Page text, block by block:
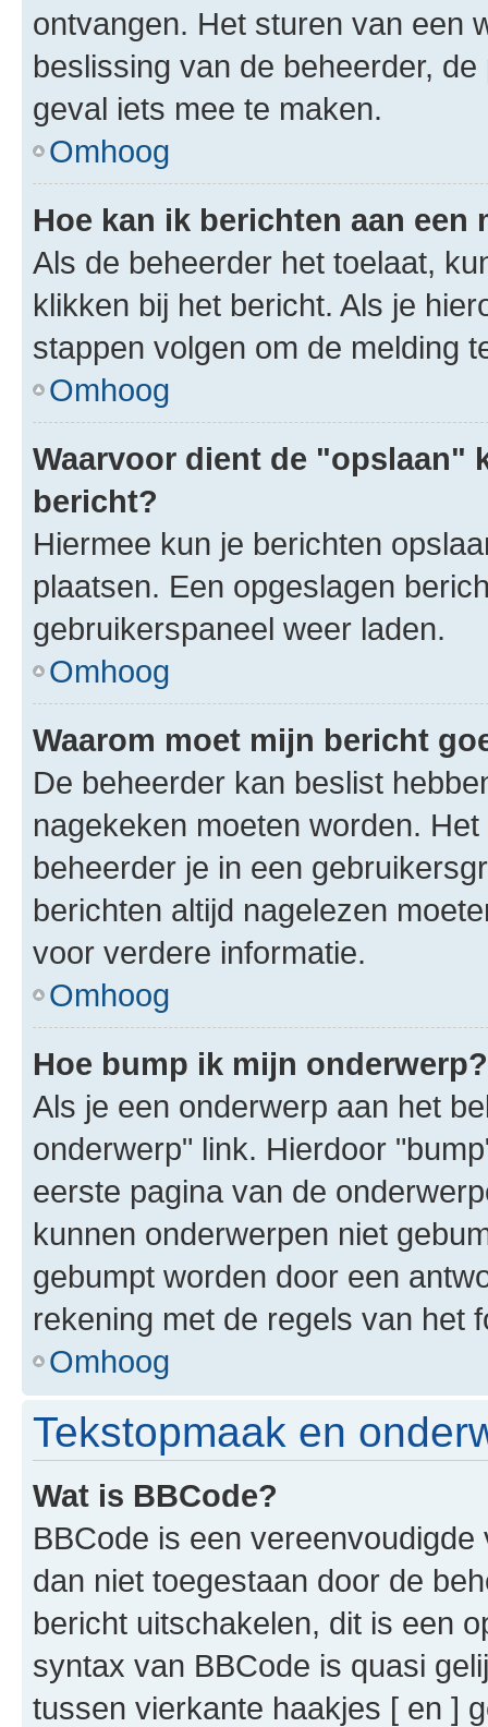
ontvangen. Het sturen van een
beslissing van de beheerder,
geval iets mee te maken.
Omhoog
Hoe kan ik berichten aan een
Als de beheerder het toelaat,
klikken bij het bericht. Als je
stappen volgen om de melding
Omhoog
Waarvoor dient de "opslaan"
bericht?
Hiermee kun je berichten
plaatsen. Een opgeslagen
gebruikerspaneel weer laden.
Omhoog
Waarom moet mijn bericht
De beheerder kan beslist
nagekeken moeten worden.
beheerder je in een
berichten altijd nagelezen
voor verdere informatie.
Omhoog
Hoe bump ik mijn onderwerp?
Als je een onderwerp aan het
onderwerp" link. Hierdoor
eerste pagina van de
kunnen onderwerpen niet
gebumpt worden door een
rekening met de regels van het
Omhoog
Tekstopmaak en
Wat is BBCode?
BBCode is een
dan niet toegestaan door de
bericht uitschakelen, dit is een
syntax van BBCode is quasi
tussen vierkante haakjes [ en ]